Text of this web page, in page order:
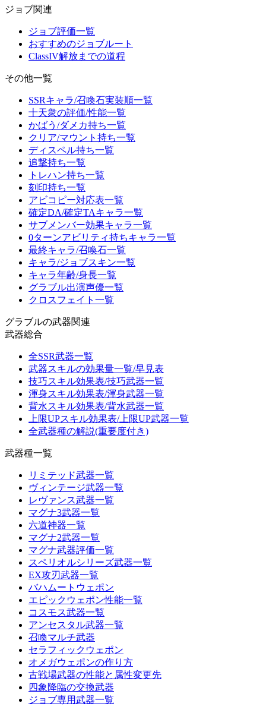
ジョブ関連
ジョブ評価一覧
おすすめのジョブルート
ClassIV解放までの道程
その他一覧
SSRキャラ/召喚石実装順一覧
十天衆の評価/性能一覧
かばう/ダメカ持ち一覧
クリア/マウント持ち一覧
ディスペル持ち一覧
追撃持ち一覧
トレハン持ち一覧
刻印持ち一覧
アビコピー対応表一覧
確定DA/確定TAキャラ一覧
サブメンバー効果キャラ一覧
0ターンアビリティ持ちキャラ一覧
最終キャラ/召喚石一覧
キャラ/ジョブスキン一覧
キャラ年齢/身長一覧
グラブル出演声優一覧
クロスフェイト一覧
グラブルの武器関連
武器総合
全SSR武器一覧
武器スキルの効果量一覧/早見表
技巧スキル効果表/技巧武器一覧
渾身スキル効果表/渾身武器一覧
背水スキル効果表/背水武器一覧
上限UPスキル効果表/上限UP武器一覧
全武器種の解説(重要度付き)
武器種一覧
リミテッド武器一覧
ヴィンテージ武器一覧
レヴァンス武器一覧
マグナ3武器一覧
六道神器一覧
マグナ2武器一覧
マグナ武器評価一覧
スペリオルシリーズ武器一覧
EX攻刃武器一覧
バハムートウェポン
エピックウェポン性能一覧
コスモス武器一覧
アンセスタル武器一覧
召喚マルチ武器
セラフィックウェポン
オメガウェポンの作り方
古戦場武器の性能と属性変更先
四象降臨の交換武器
ジョブ専用武器一覧